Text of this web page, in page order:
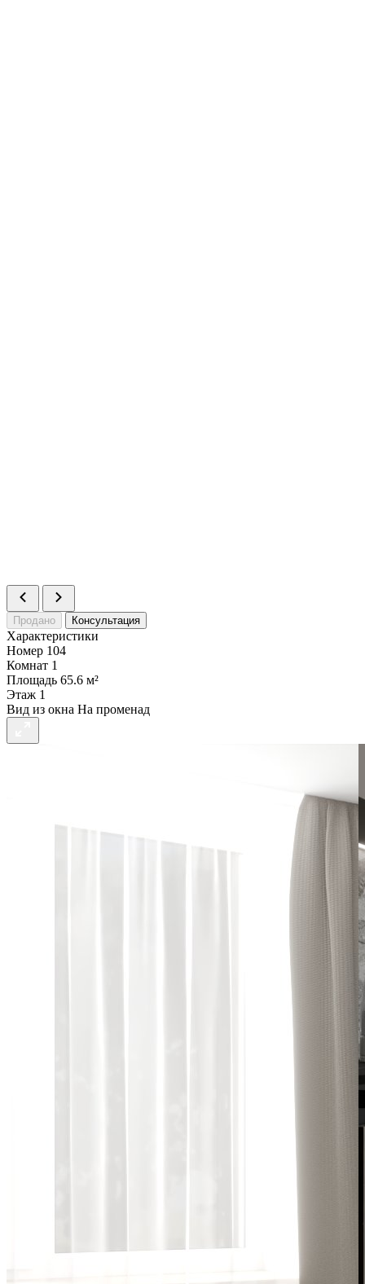
Продано Консультация
Характеристики
Номер 104
Комнат 1
Площадь 65.6 м²
Этаж 1
Вид из окна На променад